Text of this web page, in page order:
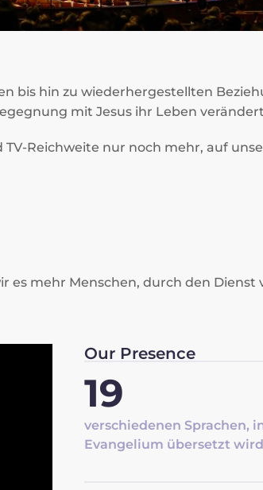
bis hin zu wiederhergestellten
mit Jesus ihr Leben
nur noch mehr, auf
es mehr Menschen, durch den Dienst
Our Presence
19
verschiedenen Sprachen,
Evangelium übersetzt wird